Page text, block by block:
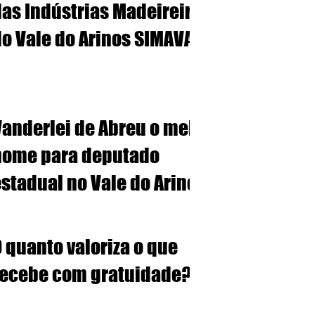
Indústrias Madeireiras
Vale do Arinos SIMAVA
de Abreu o melhor
para deputado
no Vale do Arinos
quanto valoriza o que
com gratuidade?